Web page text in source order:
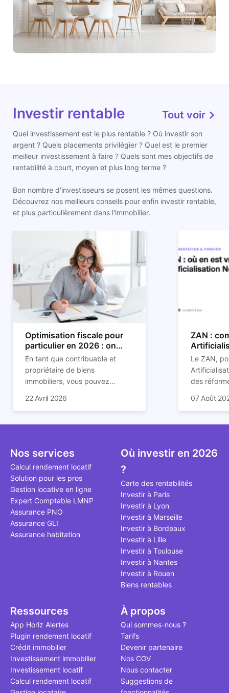
Investir rentable Tout voir
Quel investissement est le plus rentable ? Où investir son
argent ? Quels placements privilégier ? Quel est le premier
meilleur investissement à faire ? Quels sont mes objectifs de
rentabilité à court, moyen et plus long terme ?
Bon nombre d'investisseurs se posent les mêmes questions.
Découvrez nos meilleurs conseils pour enfin investir rentable,
et plus particulièrement dans l'immobilier.
Optimisation fiscale pour
particulier en 2026 : on
vous explique tout
En tant que contribuable et
propriétaire de biens
immobiliers, vous pouvez
imposition en optimisant votre
nombreuses méthodes légales
toutes les explications dans
notre article.
22 Avril 2026
ZAN :
son
Le ZAN,
des
des
et de la
bâtis.
plus mal
bien que
décrivent
le point à
07 Août
Nos services
Calcul rendement locatif
Solution pour les pros
Gestion locative en ligne
Expert Comptable LMNP
Assurance PNO
Assurance GLI
Assurance habitation
Où investir en 2026
?
Carte des rentabilités
Investir à Paris
Investir à Lyon
Investir à Marseille
Investir à Bordeaux
Investir à Lille
Investir à Toulouse
Investir à Nantes
Investir à Rouen
Biens rentables
Ressources
App Horiz Alertes
Plugin rendement locatif
Crédit immobilier
Investissement immobilier
Investissement locatif
Calcul rendement locatif
À propos
Qui sommes-nous ?
Tarifs
Devenir partenaire
Nos CGV
Nous contacter
Suggestions de